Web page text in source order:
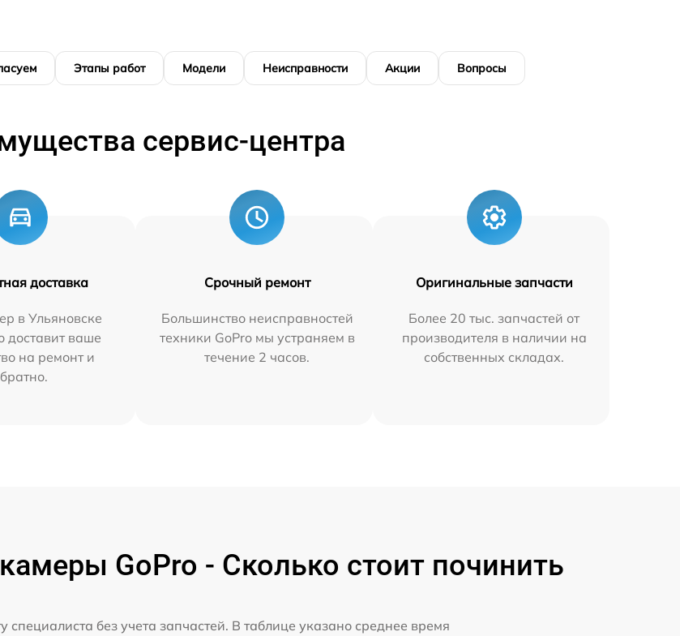
Этапы работ Модели Неисправности Акции Вопросы
сервис-центра
доставка
в Ульяновске
доставит ваше
на ремонт и
Срочный ремонт
Большинство неисправностей
техники GoPro мы устраняем в
течение 2 часов.
Оригинальные запчасти
Более 20 тыс. запчастей от
производителя в наличии на
собственных складах.
GoPro - Сколько стоит починить
специалиста без учета запчастей. В таблице указано среднее время